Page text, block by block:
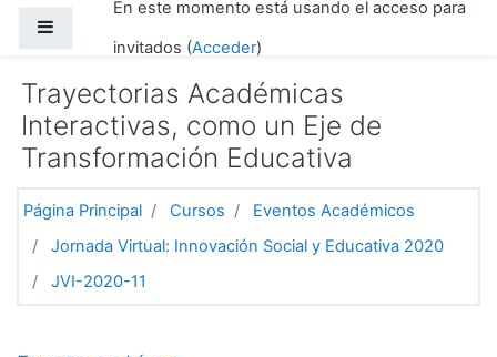
Salta al contenido principalEn este momento está usando el acceso para
invitados (Acceder)
Trayectorias Académicas
Interactivas, como un Eje de
Transformación Educativa
Página Principal Cursos
Eventos Académicos
Jornada Virtual: Innovación Social y Educativa 2020
JVI-2020-11